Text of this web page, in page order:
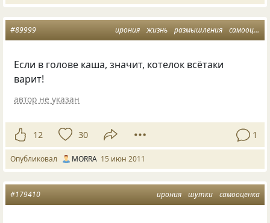
ирония жизнь размышления самооценка
#89999
Если в голове каша, значит, котелок всётаки
варит!
автор не указан
12 30 1
Опубликовал MORRA 15 июн 2011
ирония шутки самооценка
#179410